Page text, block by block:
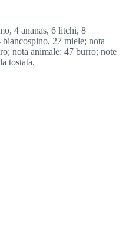
4 ananas, 6 litchi, 8
biancospino, 27 miele; nota
nota animale: 47 burro; note
tostata.